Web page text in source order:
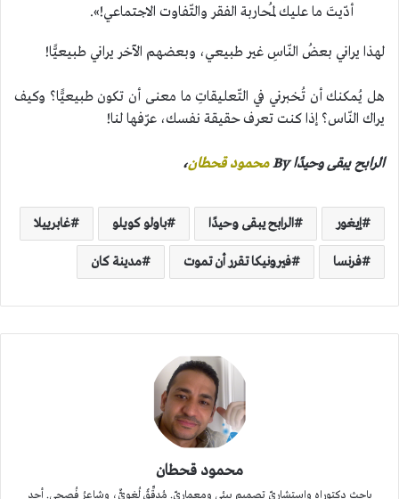
أدّيتَ ما عليك لمُحاربة الفقر والتّفاوت الاجتماعي!».
لهذا يراني بعضُ النّاسِ غير طبيعي، وبعضهم الآخر يراني طبيعيًّا!
هل يُمكنك أن تُخبرني في التّعليقاتِ ما معنى أن تكون طبيعيًّا؟ وكيف
يراك النّاس؟ إذا كنت تعرف حقيقة نفسك، عرّفها لنا!
الرابح يبقى وحيدًا By محمود قحطان،
إيغور الرابح يبقى وحيدًا باولو كويلو غابرييلا
فرنسا فيرونيكا تقرر أن تموت مدينة كان
محمود قحطان
باحث دكتوراه واستشاريّ تصميم بيئي ومعماريّ. مُدقِّقٌ لُغويٌّ، وشاعرُ فُصحى. أحد